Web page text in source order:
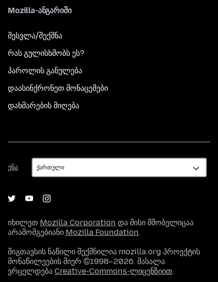
Mozilla-ანგარიში
შესვლა/შექმნა
რას გულისხმობს ეს?
პაროლის განულება
დაასინქრონეთ მონაცემები
დახმარების მიღება
ენა
ენა
იხილეთ Mozilla Corporation და მისი მშობელიცაა
არამომგებიანი Mozilla Foundation.
შიგთავსის ნაწილი შექმნილია mozilla.org პროექტის
მონაწილეების მიერ ©1998–2026. მასალა
ვრცელდება Creative-Commons-ლიცენზიით.